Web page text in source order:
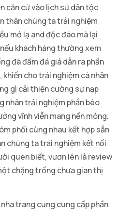
căn cứ vào lịch sử dân tộc
thân chúng ta trải nghiệm
mớ lạ and độc đáo mà lại
khách hàng thường xem
đã đấm đá giá dẫn ra phần
cho trải nghiệm cá nhân
gì cải thiện cường sự nạp
nhân trải nghiệm phần béo
vĩnh viễn mang nền móng.
phối cùng nhau kết hợp sẵn
chúng ta trải nghiệm kết nối
quen biết, vươn lên là review
chặng trống chưa gian thị
trang cung cung cấp phần